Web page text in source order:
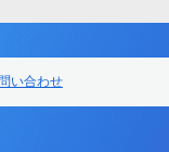
い合わせ